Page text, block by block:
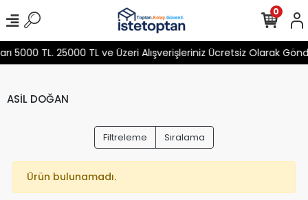
5000 TL. 25000 TL ve Üzeri Alışverişleriniz Ücretsiz Olarak
0
ASİL DOĞAN
Filtreleme Sıralama
Ürün bulunamadı.